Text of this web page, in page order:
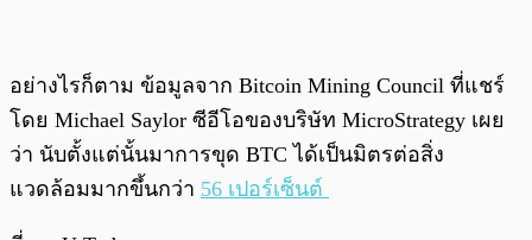
อย่างไรก็ตาม ข้อมูลจาก Bitcoin Mining Council ที่แชร์
โดย Michael Saylor ซีอีโอของบริษัท MicroStrategy เผย
ว่า นับตั้งแต่นั้นมาการขุด BTC ได้เป็นมิตรต่อสิ่ง
แวดล้อมมากขึ้นกว่า 56 เปอร์เซ็นต์